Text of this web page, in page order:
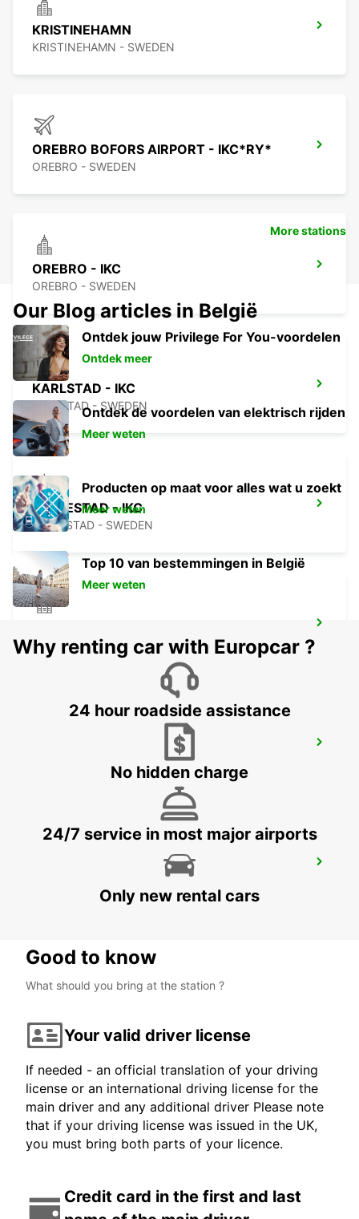
KRISTINEHAMN
KRISTINEHAMN - SWEDEN
OREBRO BOFORS AIRPORT - IKC*RY*
OREBRO - SWEDEN
OREBRO - IKC
OREBRO - SWEDEN
KARLSTAD - IKC
KARLSTAD - SWEDEN
MARIESTAD - IKC
MARIESTAD - SWEDEN
MOTALA - SWEDEN
LUDVIKA - SWEDEN
SECO TOOLS DELIVERY
More stations
Our Blog articles in België
Ontdek jouw Privilege For You-voordelen
Ontdek meer
Ontdek de voordelen van elektrisch rijden
Meer weten
Producten op maat voor alles wat u zoekt
Meer weten
Top 10 van bestemmingen in België
Meer weten
Why renting car with Europcar ?
24 hour roadside assistance
No hidden charge
24/7 service in most major airports
Only new rental cars
Good to know
What should you bring at the station ?
Your valid driver license
If needed - an official translation of your driving
license or an international driving license for the
main driver and any additional driver Please note
that if your driving license was issued in the UK,
you must bring both parts of your licence.
Credit card in the first and last